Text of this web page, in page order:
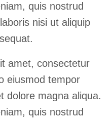
quis nostrud
nisi ut aliquip
amet, consectetur
eiusmod tempor
dolore magna aliqua.
quis nostrud